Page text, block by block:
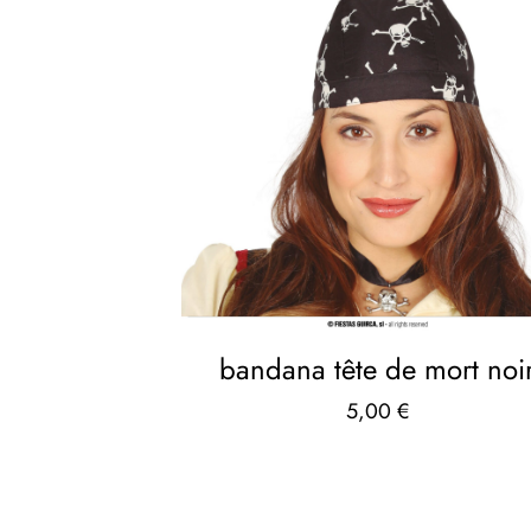
bandana tête de mort
5,00 €